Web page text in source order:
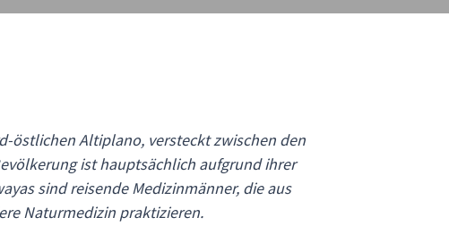
östlichen Altiplano, versteckt zwischen den
ist hauptsächlich aufgrund ihrer
sind reisende Medizinmänner, die aus
Naturmedizin praktizieren.